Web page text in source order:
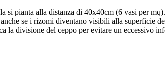
si pianta alla distanza di 40x40cm (6 vasi per
se i rizomi diventano visibili alla superficie
la divisione del ceppo per evitare un eccessivo